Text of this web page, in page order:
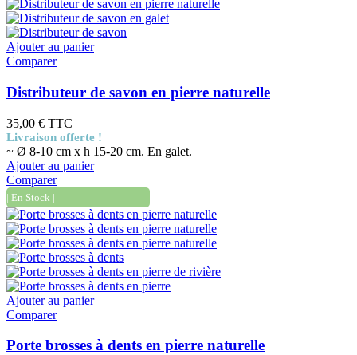
Ajouter au panier
Comparer
Distributeur de savon en pierre naturelle
35,00 € TTC
Livraison offerte !
~ Ø 8-10 cm x h 15-20 cm. En galet.
Ajouter au panier
Comparer
| En Stock |
Ajouter au panier
Comparer
Porte brosses à dents en pierre naturelle